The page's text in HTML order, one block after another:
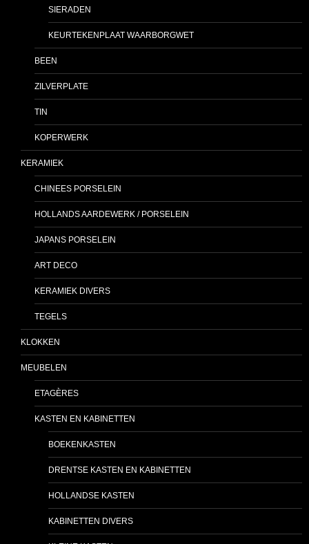
SIERADEN
KEURTEKENPLAAT WAARBORGWET
BEEN
ZILVERPLATE
TIN
KOPERWERK
KERAMIEK
CHINEES PORSELEIN
HOLLANDS AARDEWERK / PORSELEIN
JAPANS PORSELEIN
ART DECO
KERAMIEK DIVERS
TEGELS
KLOKKEN
MEUBELEN
ETAGÈRES
KASTEN EN KABINETTEN
BOEKENKASTEN
DRENTSE KASTEN EN KABINETTEN
HOLLANDSE KASTEN
KABINETTEN DIVERS